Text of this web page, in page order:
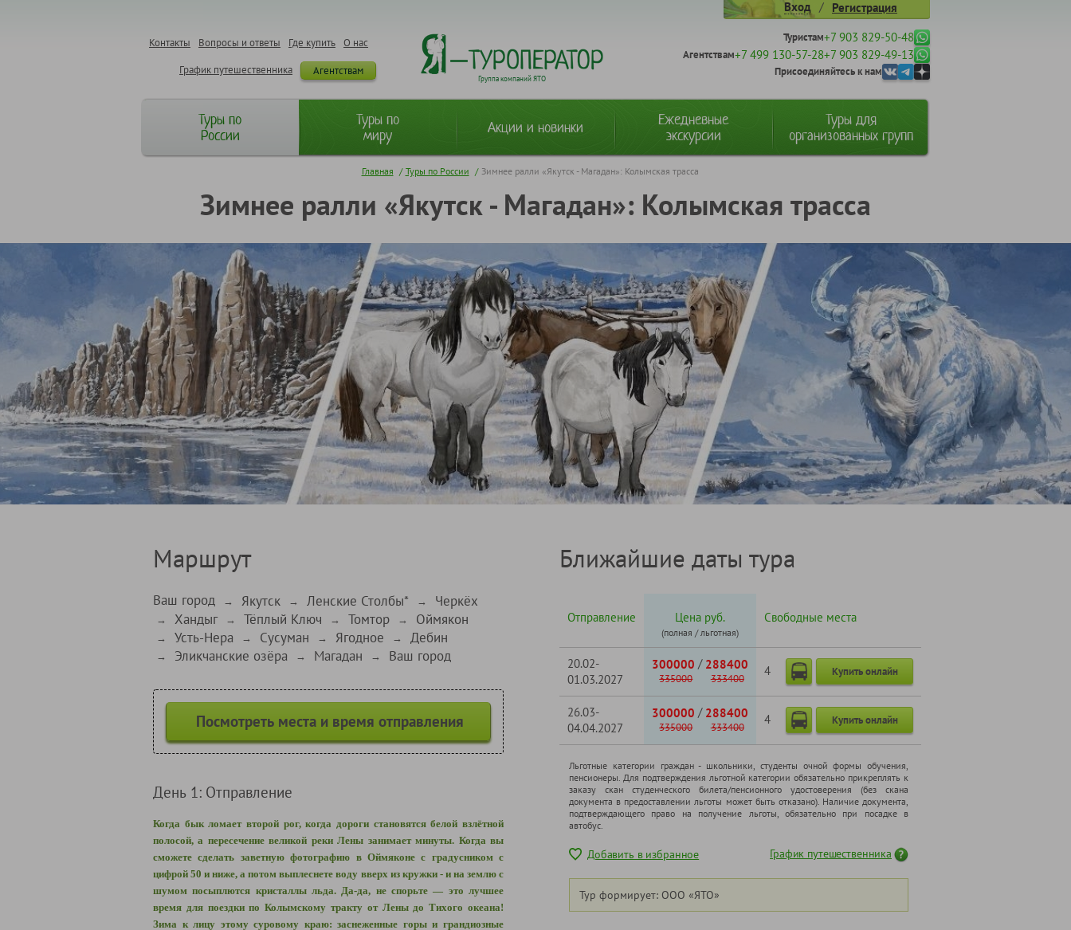
Вход / Регистрация
О нас
Где купить
Вопросы и ответы
Контакты
Агентствам
График путешественника
Группа компаний ЯТО
Туристам+7 903 829-50-48
Агентствам+7 499 130-57-28+7 903 829-49-13
Присоединяйтесь к нам
Туры по
России
Туры по
миру
Акции и новинки
Ежедневные
экскурсии
Туры для
организованных групп
Главная / Туры по России / Зимнее ралли «Якутск - Магадан»: Колымская трасса
Зимнее ралли «Якутск - Магадан»: Колымская трасса
Маршрут
Ваш город → Якутск → Ленские Столбы* → Черкёх
→ Хандыг → Тёплый Ключ → Томтор → Оймякон
→ Усть-Нера → Сусуман → Ягодное → Дебин
→ Эликчанские озёра → Магадан → Ваш город
Посмотреть места и время отправления
День 1: Отправление
Когда бык ломает второй рог, когда дороги становятся белой взлётной
полосой, а пересечение великой реки Лены занимает минуты. Когда вы
сможете сделать заветную фотографию в Оймяконе с градусником с
цифрой 50 и ниже, а потом выплеснете воду вверх из кружки - и на землю с
шумом посыплются кристаллы льда. Да-да, не спорьте — это лучшее
время для поездки по Колымскому тракту от Лены до Тихого океана!
Зима к лицу этому суровому краю: заснеженные горы и грандиозные
Ближайшие даты тура
Отправление Цена руб.
(полная / льготная)
Свободные места
20.02-
01.03.2027
300000 / 288400
335000 333400
4 Купить онлайн
26.03-
04.04.2027
300000 / 288400
335000 333400
4 Купить онлайн
Льготные категории граждан - школьники, cтуденты очной формы обучения,
пенсионеры. Для подтверждения льготной категории обязательно прикреплять к
заказу скан студенческого билета/пенсионного удостоверения (без скана
документа в предоставлении льготы может быть отказано). Наличие документа,
подтверждающего право на получение льготы, обязательно при посадке в
автобус.
Добавить в избранное График путешественника
Тур формирует: ООО «ЯТО»